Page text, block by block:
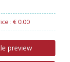
: € 0.00
preview